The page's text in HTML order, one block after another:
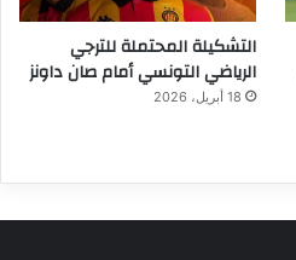
التشكيلة المحتملة للترجي
الرياضي التونسي أمام صان داونز
18 أبريل، 2026